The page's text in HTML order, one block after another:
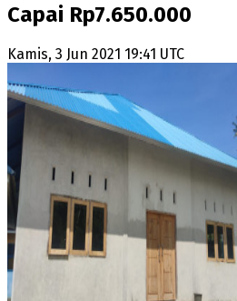
Capai Rp7.650.000
Kamis, 3 Jun 2021 19:41 UTC